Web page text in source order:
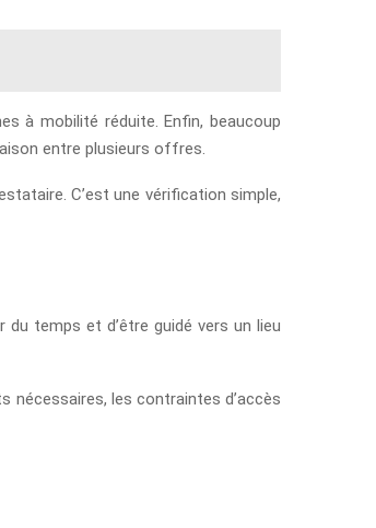
à mobilité réduite. Enfin, beaucoup
entre plusieurs offres.
C’est une vérification simple,
du temps et d’être guidé vers un lieu
nécessaires, les contraintes d’accès